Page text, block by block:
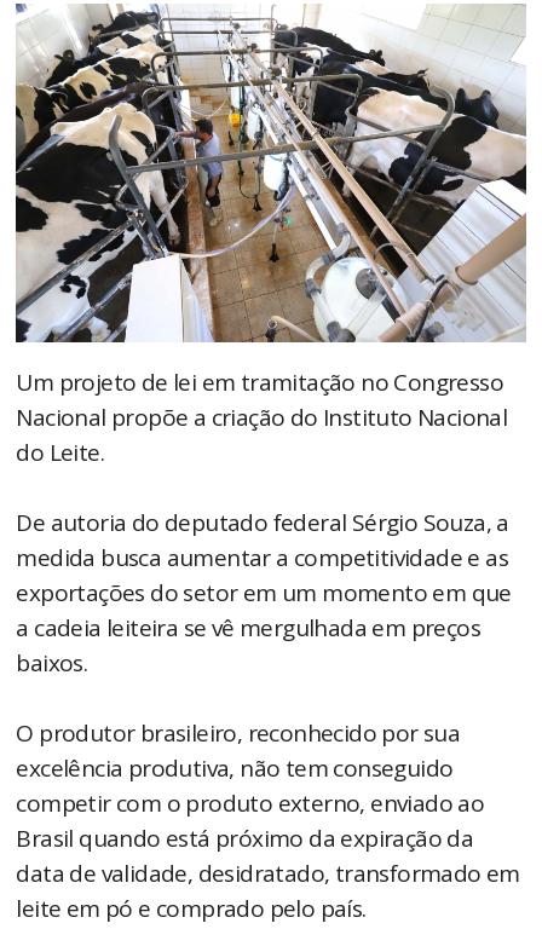
Um projeto de lei em tramitação no Congresso
Nacional propõe a criação do Instituto Nacional
do Leite.
De autoria do deputado federal Sérgio Souza, a
medida busca aumentar a competitividade e as
exportações do setor em um momento em que
a cadeia leiteira se vê mergulhada em preços
baixos.
O produtor brasileiro, reconhecido por sua
excelência produtiva, não tem conseguido
competir com o produto externo, enviado ao
Brasil quando está próximo da expiração da
data de validade, desidratado, transformado em
leite em pó e comprado pelo país.